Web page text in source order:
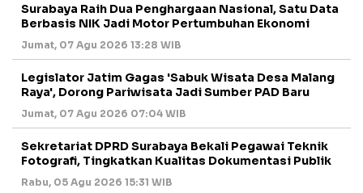
Surabaya Raih Dua Penghargaan Nasional, Satu Data
Berbasis NIK Jadi Motor Pertumbuhan Ekonomi
Jumat, 07 Agu 2026 13:28 WIB
Legislator Jatim Gagas 'Sabuk Wisata Desa Malang
Raya', Dorong Pariwisata Jadi Sumber PAD Baru
Jumat, 07 Agu 2026 07:04 WIB
Sekretariat DPRD Surabaya Bekali Pegawai Teknik
Fotografi, Tingkatkan Kualitas Dokumentasi Publik
Rabu, 05 Agu 2026 15:31 WIB